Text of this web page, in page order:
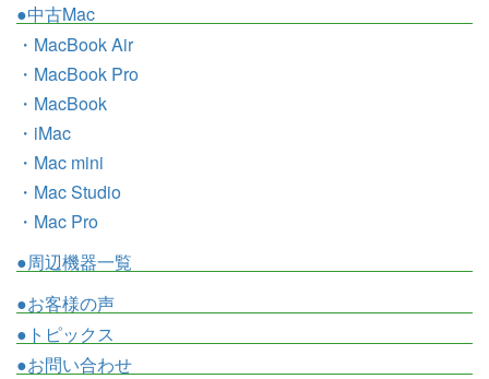
●中古Mac
・MacBook Air
・MacBook Pro
・MacBook
・iMac
・Mac mini
・Mac Studio
・Mac Pro
●周辺機器一覧
●お客様の声
●トピックス
●お問い合わせ